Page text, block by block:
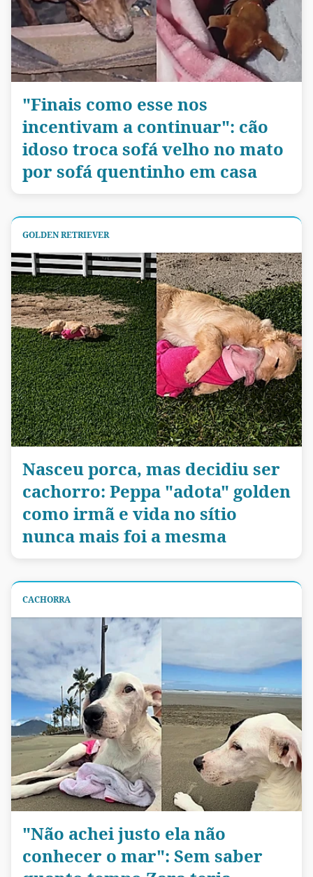
"Finais como esse nos
incentivam a continuar": cão
idoso troca sofá velho no mato
por sofá quentinho em casa
GOLDEN RETRIEVER
Nasceu porca, mas decidiu ser
cachorro: Peppa "adota" golden
como irmã e vida no sítio
nunca mais foi a mesma
CACHORRA
"Não achei justo ela não
conhecer o mar": Sem saber